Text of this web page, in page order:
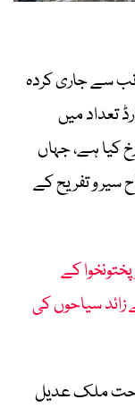
سے جاری کردہ
تعداد میں
کیا ہے، جہاں
زائد سیاح سیر و تفریح کے
کے
رش، 11 لاکھ سے زائد سیاحوں کی
ملک عدیل